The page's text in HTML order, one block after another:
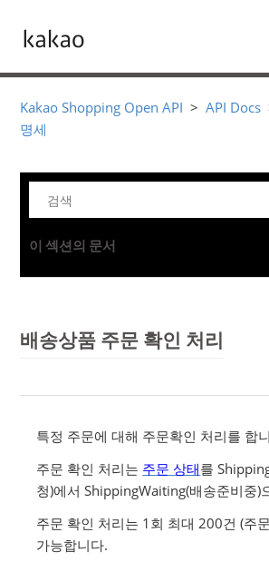
Kakao Shopping Open API API Docs
명세
이 섹션의 문서
배송상품 주문 확인 처리
특정 주문에 대해 주문확인 처리를 합
주문 확인 처리는 주문 상태를
청)에서 ShippingWaiting(배송준비중)
주문 확인 처리는 1회 최대 200건 (주
가능합니다.